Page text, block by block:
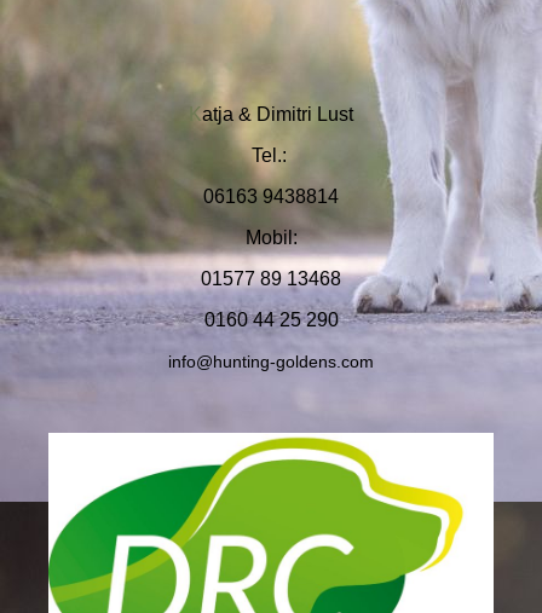
Katja & Dimitri Lust
Tel.:
06163 9438814
Mobil:
01577 89 13468
0160 44 25 290
info@hunting-goldens.com